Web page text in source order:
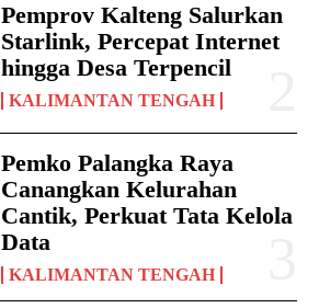
Pemprov Kalteng Salurkan
Starlink, Percepat Internet
hingga Desa Terpencil
KALIMANTAN TENGAH
Pemko Palangka Raya
Canangkan Kelurahan
Cantik, Perkuat Tata Kelola
Data
KALIMANTAN TENGAH